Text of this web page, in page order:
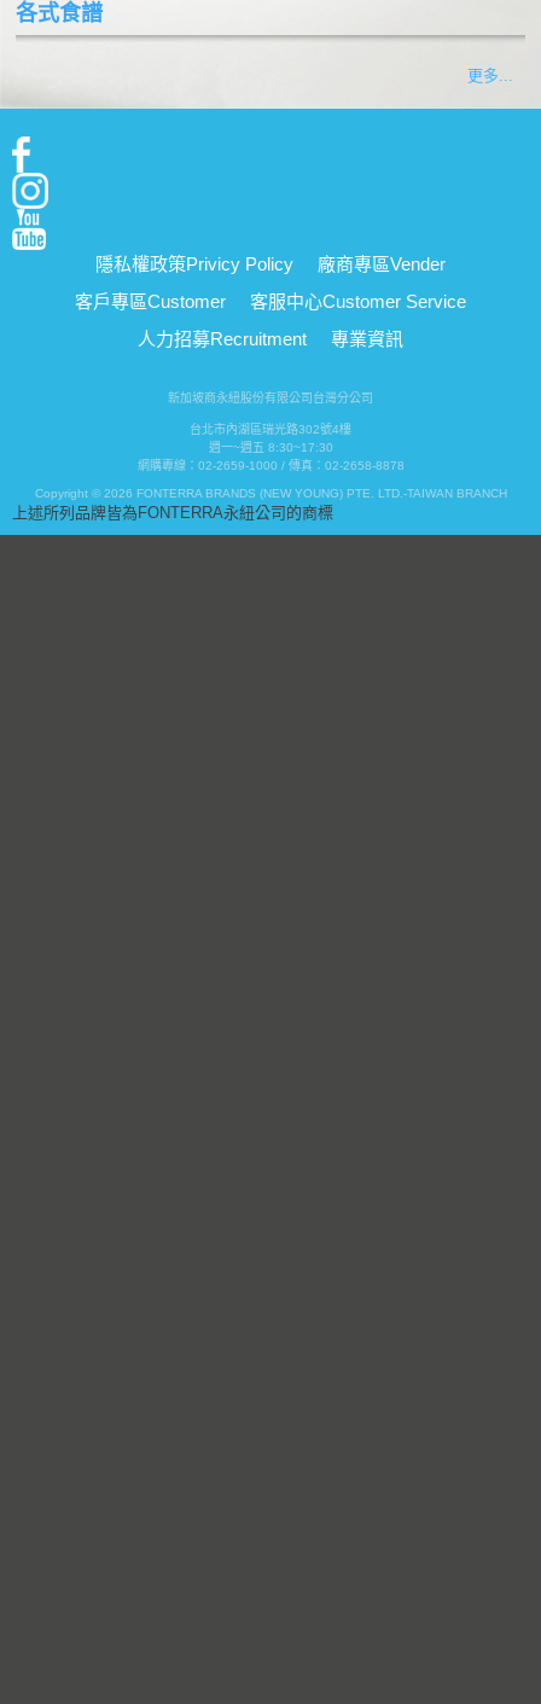
各式食譜
更多...
隱私權政策Privicy Policy 廠商專區Vender
客戶專區Customer 客服中心Customer Service
人力招募Recruitment 專業資訊
新加坡商永紐股份有限公司台灣分公司
台北市內湖區瑞光路302號4樓
週一~週五 8:30~17:30
網購專線：02-2659-1000 / 傳真：02-2658-8878
Copyright © 2026 FONTERRA BRANDS (NEW YOUNG) PTE. LTD.-TAIWAN BRANCH
上述所列品牌皆為FONTERRA永紐公司的商標